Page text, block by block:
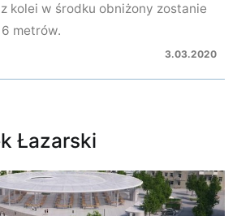
kolei w środku obniżony zostanie
metrów.
3.03.2020
Łazarski